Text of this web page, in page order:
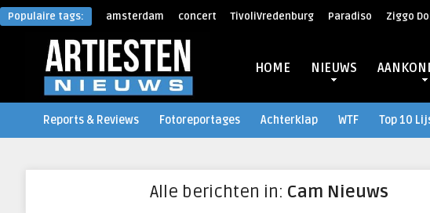
Populaire tags: amsterdam concert TivoliVredenburg Paradiso Ziggo
HOME NIEUWS
Reports & Reviews Fotoreportages Achterklap WTF Top 10
Alle berichten in: Cam Nieuws